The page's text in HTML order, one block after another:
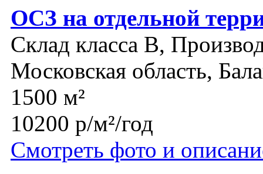
ОСЗ на отдельной
Склад класса B,
Московская область,
1500 м²
10200 р/м²/год
Смотреть фото и